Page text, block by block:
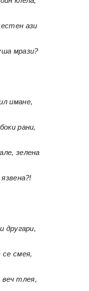
ази
мрази?
имане,
рани,
зелена
другари,
се смея,
веч тлея,